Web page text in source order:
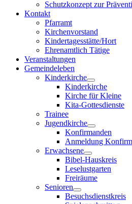
Schutzkonzept zur
Kontakt
Pfarramt
Kirchenvorstand
Kindertagesstätte/Hort
Ehrenamtlich Tätige
Veranstaltungen
Gemeindeleben
Kinderkirche
Kinderkirche
Kirche für Kleine
Kita-Gottesdienste
Trainee
Jugendkirche
Konfirmanden
Anmeldung
Erwachsene
Bibel-Hauskreis
Leselustgarten
Freiräume
Senioren
Besuchsdienstkreis